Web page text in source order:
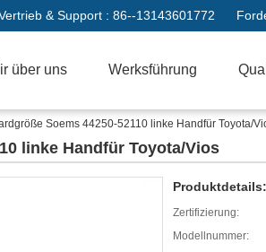
& Support : 86--13143601772
über uns Werksführung
Soems 44250-52110 linke Handfür Toyota/
linke Handfür Toyota/Vios
Produktdetails:
Zertifizierung:
Modellnummer: